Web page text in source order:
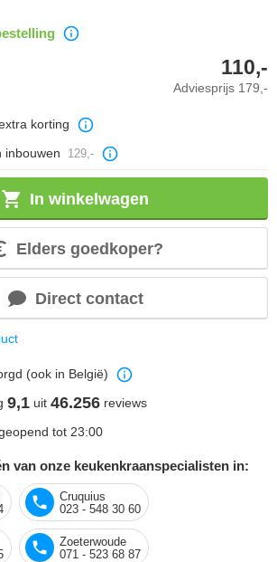
Adviesprijs 179,-
110,-
korting
inbouwen
129,-
In winkelwagen
Elders goedkoper?
Direct contact
(ook in België)
9,1 uit 46.256 reviews
tot 23:00
van onze keukenkraanspecialisten in:
Cruquius
023 - 548 30 60
Zoeterwoude
071 - 523 68 87